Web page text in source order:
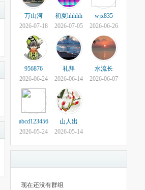
万山河
2026-07-18
初夏hhhhh
2026-07-05
wjx835
2026-06-26
956876
2026-06-24
礼拜
2026-06-14
水流长
2026-06-07
abcd123456
2026-05-24
山人出
2026-05-14
现在还没有群组